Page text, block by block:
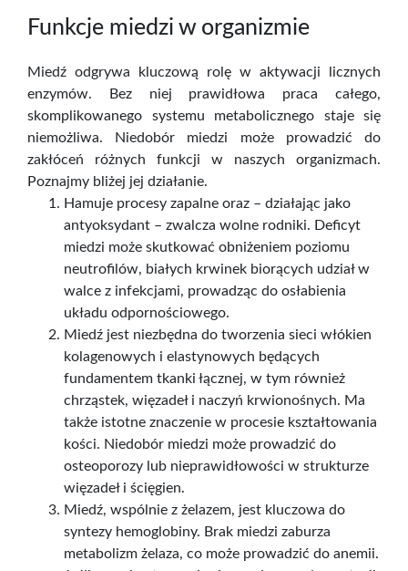
Funkcje miedzi w organizmie
Miedź odgrywa kluczową rolę w aktywacji licznych
enzymów. Bez niej prawidłowa praca całego,
skomplikowanego systemu metabolicznego staje się
niemożliwa. Niedobór miedzi może prowadzić do
zakłóceń różnych funkcji w naszych organizmach.
Poznajmy bliżej jej działanie.
Hamuje procesy zapalne oraz – działając jako
antyoksydant – zwalcza wolne rodniki. Deficyt
miedzi może skutkować obniżeniem poziomu
neutrofilów, białych krwinek biorących udział w
walce z infekcjami, prowadząc do osłabienia
układu odpornościowego.
Miedź jest niezbędna do tworzenia sieci włókien
kolagenowych i elastynowych będących
fundamentem tkanki łącznej, w tym również
chrząstek, więzadeł i naczyń krwionośnych. Ma
także istotne znaczenie w procesie kształtowania
kości. Niedobór miedzi może prowadzić do
osteoporozy lub nieprawidłowości w strukturze
więzadeł i ścięgien.
Miedź, wspólnie z żelazem, jest kluczowa do
syntezy hemoglobiny. Brak miedzi zaburza
metabolizm żelaza, co może prowadzić do anemii.